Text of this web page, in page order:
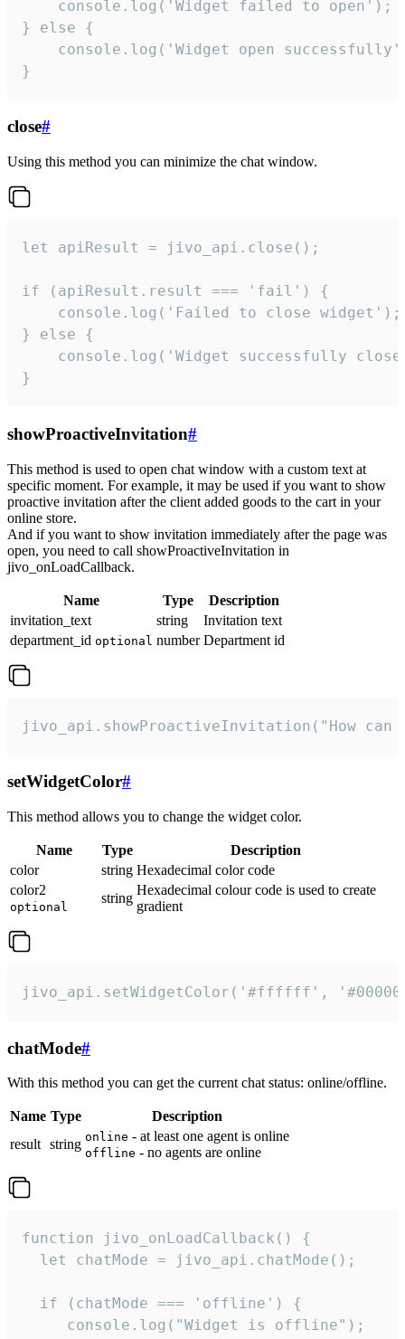
    console.log('Widget failed to open');
} else {
console.log('Widget open
}
close#
Using this method you can minimize the chat window.
let apiResult = jivo_api.close();
if (apiResult.result === 'fail') {
    console.log('Failed to close widget');
} else {
console.log('Widget successfully
}
showProactiveInvitation#
This method is used to open chat window with a custom text at
specific moment. For example, it may be used if you want to show
proactive invitation after the client added goods to the cart in your
online store.
And if you want to show invitation immediately after the page was
open, you need to call showProactiveInvitation in
jivo_onLoadCallback.
Name Type
Description
invitation_text
string
Invitation text
department_id optional number Department id
jivo_api.showProactiveInvitation("How
setWidgetColor#
This method allows you to change the widget color.
Name Type
Description
color
string Hexadecimal color code
color2
optional
string
Hexadecimal colour code is used to create
gradient
jivo_api.setWidgetColor('#ffffff',
chatMode#
With this method you can get the current chat status: online/offline.
Name Type
Description
result string online - at least one agent is online
offline - no agents are online
function jivo_onLoadCallback() {
  let chatMode = jivo_api.chatMode();
  if (chatMode === 'offline') {
     console.log("Widget is offline");